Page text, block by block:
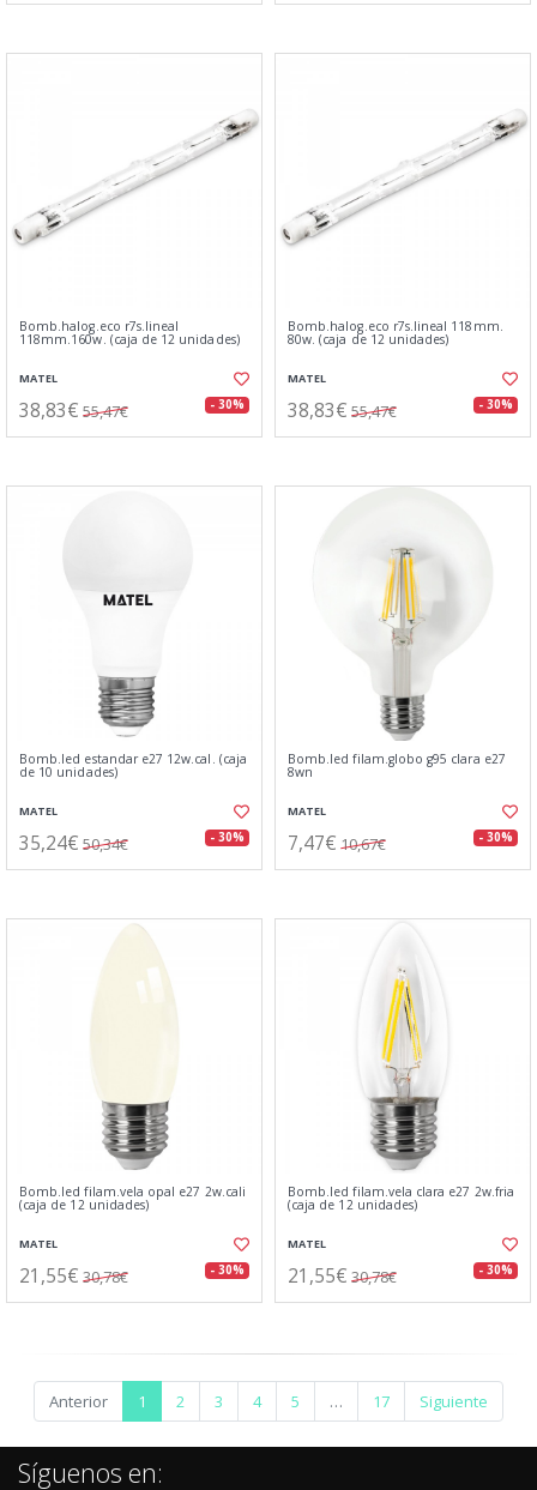
Bomb.halog.eco r7s.lineal
118mm.160w. (caja de 12 unidades)
MATEL
38,83€ 55,47€ - 30%
Bomb.halog.eco r7s.lineal 118mm.
80w. (caja de 12 unidades)
MATEL
38,83€ 55,47€ - 30%
Bomb.led estandar e27 12w.cal. (caja
de 10 unidades)
MATEL
35,24€ 50,34€ - 30%
Bomb.led filam.globo g95 clara e27
8wn
MATEL
7,47€ 10,67€ - 30%
Bomb.led filam.vela opal e27 2w.cali
(caja de 12 unidades)
MATEL
21,55€ 30,78€ - 30%
Bomb.led filam.vela clara e27 2w.fria
(caja de 12 unidades)
MATEL
21,55€ 30,78€ - 30%
Anterior 1 2 3 4 5 … 17 Siguiente
Síguenos en: